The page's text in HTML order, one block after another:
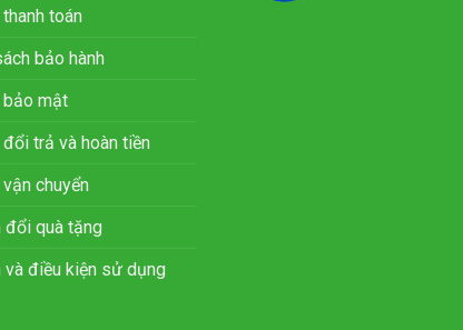
toán
bảo hành
bảo mật
trả và hoàn tiền
chuyển
đổi quà tặng
và điều kiện sử dụng